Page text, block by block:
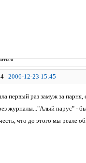
4 2006-12-23 15:45
первый раз замуж за
журналы..."Алый парус" -
что до этого мы реале